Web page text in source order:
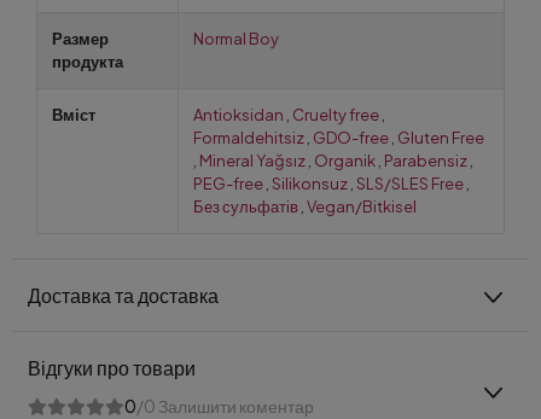
Размер
продукта
Normal Boy
Вміст Antioksidan Cruelty free
Formaldehitsiz GDO-free Gluten Free
Mineral Yağsız Organik Parabensiz
PEG-free Silikonsuz SLS/SLES Free
Без сульфатів Vegan/Bitkisel
Доставка та доставка
Відгуки про товари
0/0 Залишити коментар